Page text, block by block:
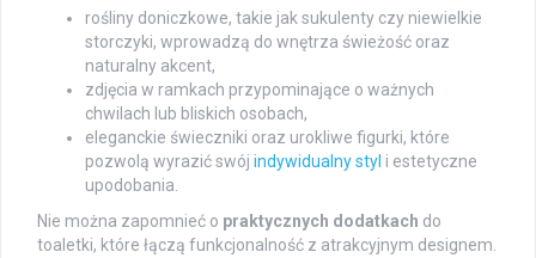
rośliny doniczkowe, takie jak sukulenty czy niewielkie
storczyki, wprowadzą do wnętrza świeżość oraz
naturalny akcent,
zdjęcia w ramkach przypominające o ważnych
chwilach lub bliskich osobach,
eleganckie świeczniki oraz urokliwe figurki, które
pozwolą wyrazić swój indywidualny styl i estetyczne
upodobania.
Nie można zapomnieć o praktycznych dodatkach do
toaletki, które łączą funkcjonalność z atrakcyjnym designem.